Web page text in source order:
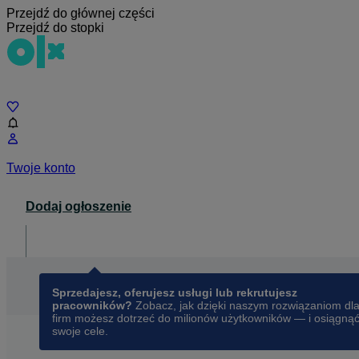
Przejdź do głównej części
Przejdź do stopki
Twoje konto
Dodaj ogłoszenie
Sprzedajesz, oferujesz usługi lub rekrutujesz
pracowników? Zobacz, jak dzięki naszym rozwiązaniom dla
firm możesz dotrzeć do milionów użytkowników — i osiągnąć
swoje cele.